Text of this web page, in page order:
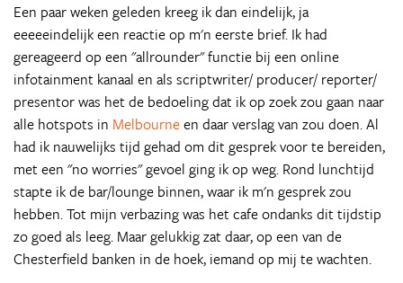
Een paar weken geleden kreeg ik dan eindelijk, ja
eeeeeindelijk een reactie op m'n eerste brief. Ik had
gereageerd op een "allrounder" functie bij een online
infotainment kanaal en als scriptwriter/ producer/ reporter/
presentor was het de bedoeling dat ik op zoek zou gaan naar
alle hotspots in Melbourneen daar verslag van zou doen. Al
had ik nauwelijks tijd gehad om dit gesprek voor te bereiden,
met een "no worries" gevoel ging ik op weg. Rond lunchtijd
stapte ik de bar/lounge binnen, waar ik m'n gesprek zou
hebben. Tot mijn verbazing was het cafe ondanks dit tijdstip
zo goed als leeg. Maar gelukkig zat daar, op een van de
Chesterfield banken in de hoek, iemand op mij te wachten.